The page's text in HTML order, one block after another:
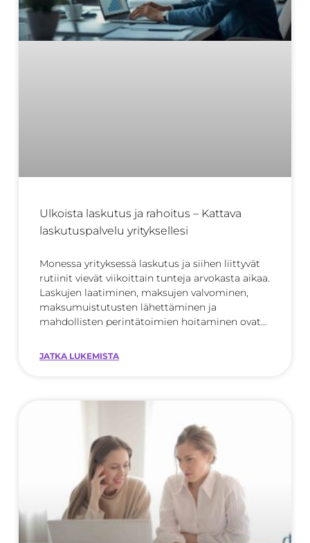
Ulkoista laskutus ja rahoitus – Kattava
laskutuspalvelu yrityksellesi
Monessa yrityksessä laskutus ja siihen liittyvät
rutiinit vievät viikoittain tunteja arvokasta aikaa.
Laskujen laatiminen, maksujen valvominen,
maksumuistutusten lähettäminen ja
mahdollisten perintätoimien hoitaminen ovat
JATKA LUKEMISTA